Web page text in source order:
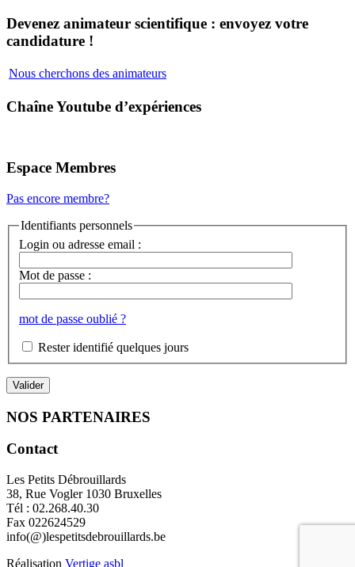
Devenez animateur scientifique : envoyez votre
candidature !
Nous cherchons des animateurs
Chaîne Youtube d’expériences
Espace Membres
Pas encore membre?
Identifiants personnels
Login ou adresse email :
Mot de passe :
mot de passe oublié ?
Rester identifié quelques jours
NOS PARTENAIRES
Contact
Les Petits Débrouillards
38, Rue Vogler 1030 Bruxelles
Tél : 02.268.40.30
Fax 022624529
info(@)lespetitsdebrouillards.be
Réalisation Vertige asbl